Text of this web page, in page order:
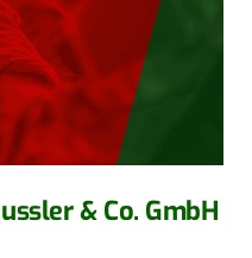
& Co. GmbH